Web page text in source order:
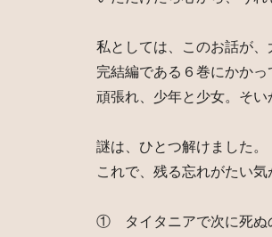
私としては、このお話が
完結編である６巻にかかっ
頑張れ、少年と少女。そ
謎は、ひとつ解けました。
これで、残る忘れがたい
① タイタニアで次に死ぬ